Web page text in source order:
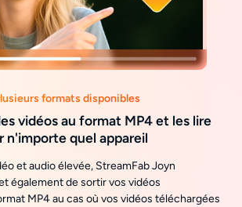
formats disponibles
vidéos au format MP4 et les lire
n'importe quel appareil
et audio élevée, StreamFab Joyn
également de sortir vos vidéos
MP4 au cas où vos vidéos téléchargées